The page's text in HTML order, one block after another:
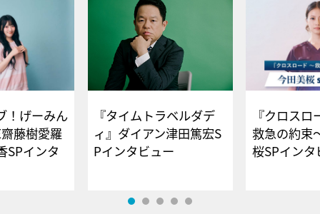
！げーみん
藤樹愛羅
SPインタ
『タイムトラベルダデ
ィ』ダイアン津田篤宏S
Pインタビュー
『クロス
救急の約束
桜SPイ